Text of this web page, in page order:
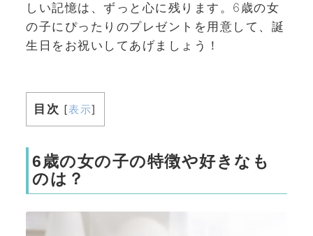
しい記憶は、ずっと心に残ります。6歳の女
の子にぴったりのプレゼントを用意して、誕
生日をお祝いしてあげましょう！
目次 [表示]
6歳の女の子の特徴や好きなも
のは？